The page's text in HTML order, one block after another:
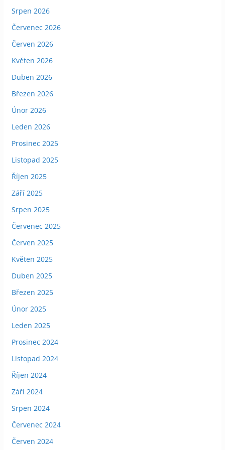
Srpen 2026
Červenec 2026
Červen 2026
Květen 2026
Duben 2026
Březen 2026
Únor 2026
Leden 2026
Prosinec 2025
Listopad 2025
Říjen 2025
Září 2025
Srpen 2025
Červenec 2025
Červen 2025
Květen 2025
Duben 2025
Březen 2025
Únor 2025
Leden 2025
Prosinec 2024
Listopad 2024
Říjen 2024
Září 2024
Srpen 2024
Červenec 2024
Červen 2024